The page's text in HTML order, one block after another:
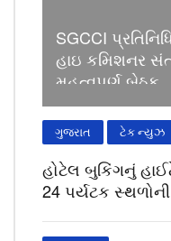
SGCCI
હાઇ કમિશનર
મહત્વપૂર્ણ બેઠક
ગુજરાત ટેક ન્યુઝ
હોટેલ બુકિંગનું
24 પર્યટક